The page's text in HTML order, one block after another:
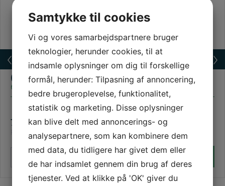
Reparation af mindre huller i asfalt ChipFill
(Trafikgrå)
60135 (1012689)
771,00dkk
Pris: ex. moms | 963,75 (inkl. moms)
Reparation
mindre
Læg i kurv
Samtykke til cookies
Vi og vores samarbejdspartnere bruger
teknologier, herunder cookies, til at
indsamle oplysninger om dig til forskellige
formål, herunder: Tilpasning af annoncering,
bedre brugeroplevelse, funktionalitet,
statistik og marketing. Disse oplysninger
kan blive delt med annoncerings- og
analysepartnere, som kan kombinere dem
med data, du tidligere har givet dem eller
de har indsamlet gennem din brug af deres
tjenester. Ved at klikke på 'OK' giver du